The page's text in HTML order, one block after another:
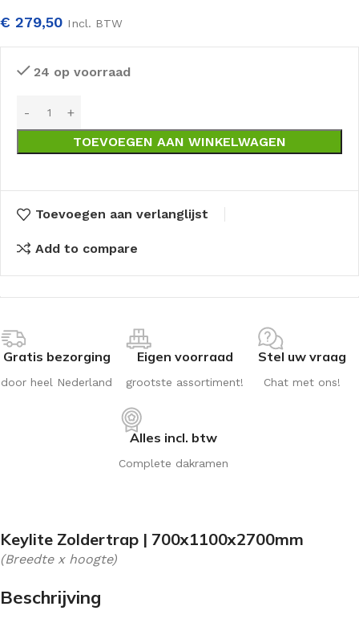
€ 279,50 Incl. BTW
24 op voorraad
TOEVOEGEN AAN WINKELWAGEN
Toevoegen aan verlanglijst
Add to compare
Gratis bezorging
door heel Nederland
Eigen voorraad
grootste assortiment!
Stel uw vraag
Chat met ons!
Alles incl. btw
Complete dakramen
Keylite Zoldertrap | 700x1100x2700mm
(Breedte x hoogte)
Beschrijving